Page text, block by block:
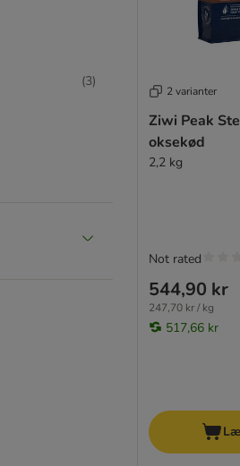
(3)
2 varianter
Ziwi Peak
oksekød
2,2 kg
544,90 kr
247,70 kr / kg
517,66 kr
Not rated